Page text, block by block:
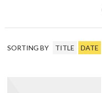
SORTING BY TITLE DATE